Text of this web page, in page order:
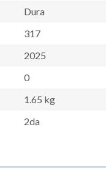
Dura
317
2025
0
1.65 kg
2da